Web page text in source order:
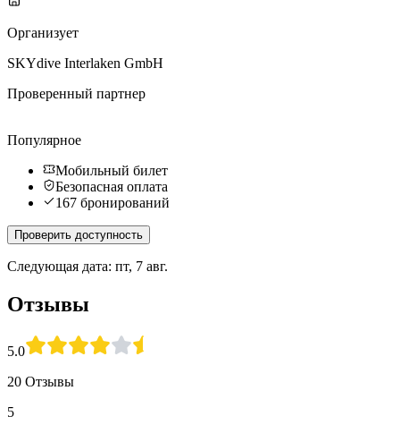
Организует
SKYdive Interlaken GmbH
Проверенный партнер
Популярное
Мобильный билет
Безопасная оплата
167 бронирований
Проверить доступность
Следующая дата: пт, 7 авг.
Отзывы
5.0
20 Отзывы
5